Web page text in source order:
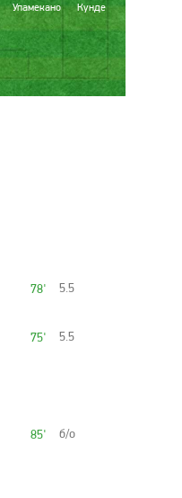
Упамекано Кунде
78' 5.5
75' 5.5
85' б/о